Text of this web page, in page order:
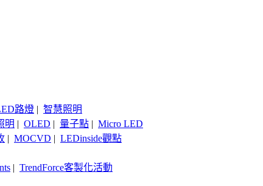
路燈 | 智慧照明
明 | OLED | 量子點 | Micro LED
| MOCVD | LEDinside觀點
| TrendForce客製化活動